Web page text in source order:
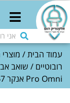
עמוד הבית/
רובוטיים
Pro Omni אנקר Anker 51167 יבואן רשמי